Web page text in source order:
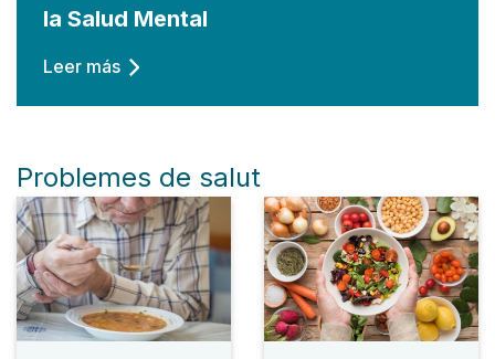
la Salud Mental
Leer más
Problemes de salut